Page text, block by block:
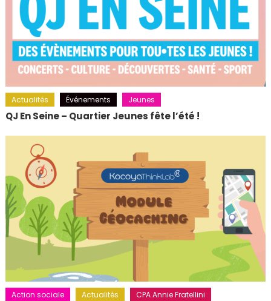
Actualités Événements Jeunes
QJ En Seine – Quartier Jeunes fête l’été !
Action sociale Actualités
CPA Annie Fratellini